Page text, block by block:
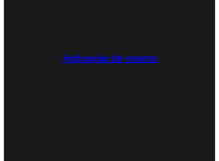
Aplicação de evento